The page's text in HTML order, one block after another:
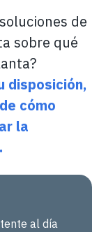
de
sobre qué
disposición,
cómo
la
al día